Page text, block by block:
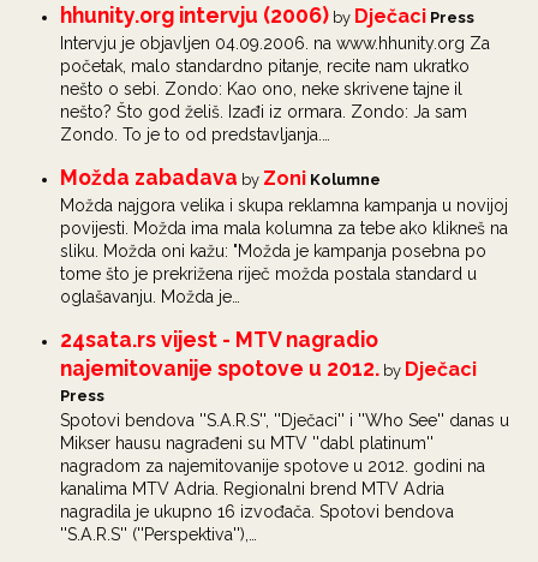
hhunity.org intervju (2006) by Dječaci Press
Intervju je objavljen 04.09.2006. na www.hhunity.org Za
početak, malo standardno pitanje, recite nam ukratko
nešto o sebi. Zondo: Kao ono, neke skrivene tajne il
nešto? Što god želiš. Izađi iz ormara. Zondo: Ja sam
Zondo. To je to od predstavljanja.…
Možda zabadava by Zoni Kolumne
Možda najgora velika i skupa reklamna kampanja u novijoj
povijesti. Možda ima mala kolumna za tebe ako klikneš na
sliku. Možda oni kažu: "Možda je kampanja posebna po
tome što je prekrižena riječ možda postala standard u
oglašavanju. Možda je…
24sata.rs vijest - MTV nagradio
najemitovanije spotove u 2012. by Dječaci
Press
Spotovi bendova ''S.A.R.S'', ''Dječaci'' i ''Who See'' danas u
Mikser hausu nagrađeni su MTV ''dabl platinum''
nagradom za najemitovanije spotove u 2012. godini na
kanalima MTV Adria. Regionalni brend MTV Adria
nagradila je ukupno 16 izvođača. Spotovi bendova
''S.A.R.S'' (''Perspektiva''),…